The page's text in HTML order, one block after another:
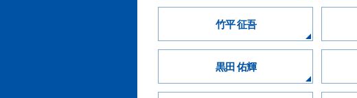
竹平 征吾
黒田 佑輝